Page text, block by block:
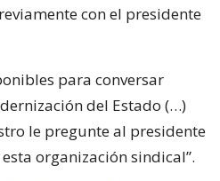
con el presidente
para conversar
del Estado (…)
le pregunte al presidente
organización sindical”.